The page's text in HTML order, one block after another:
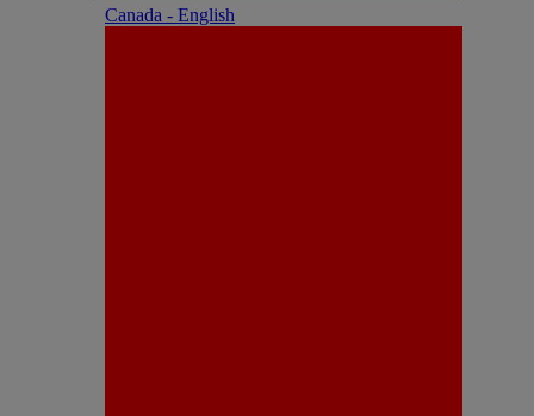
Canada - English